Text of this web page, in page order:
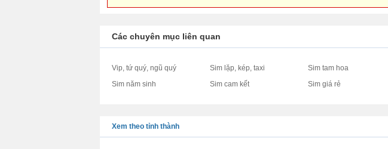
Các chuyên mục liên quan
Vip, tứ quý, ngũ quý Sim lặp, kép, taxi Sim tam hoa
Sim năm sinh
Sim cam kết Sim giá rẻ
Xem theo tỉnh thành